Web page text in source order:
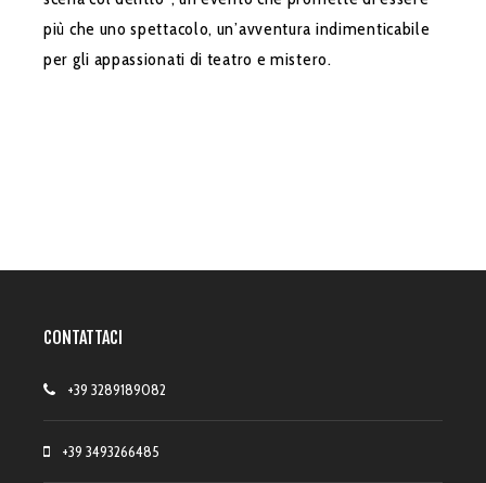
più che uno spettacolo, un’avventura indimenticabile
per gli appassionati di teatro e mistero.
CONTATTACI
+39 3289189082
+39 3493266485